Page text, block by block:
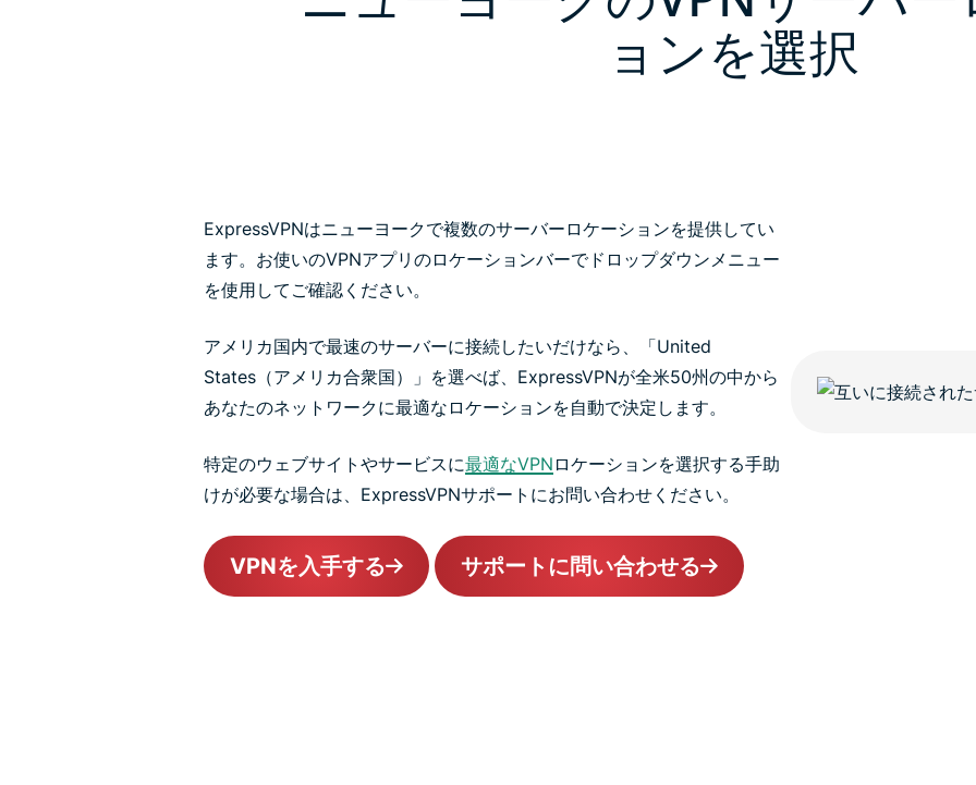
ョンを選択
ExpressVPNはニューヨークで複数のサーバーロケーションを提供してい
ます。お使いのVPNアプリのロケーションバーでドロップダウンメニュー
を使用してご確認ください。
アメリカ国内で最速のサーバーに接続したいだけなら、「United
States（アメリカ合衆国）」を選べば、ExpressVPNが全米50州の中から
あなたのネットワークに最適なロケーションを自動で決定します。
特定のウェブサイトやサービスに最適なVPN ロケーションを選択する手助
けが必要な場合は、ExpressVPNサポートにお問い合わせください。
VPNを入手する サポートに問い合わせる